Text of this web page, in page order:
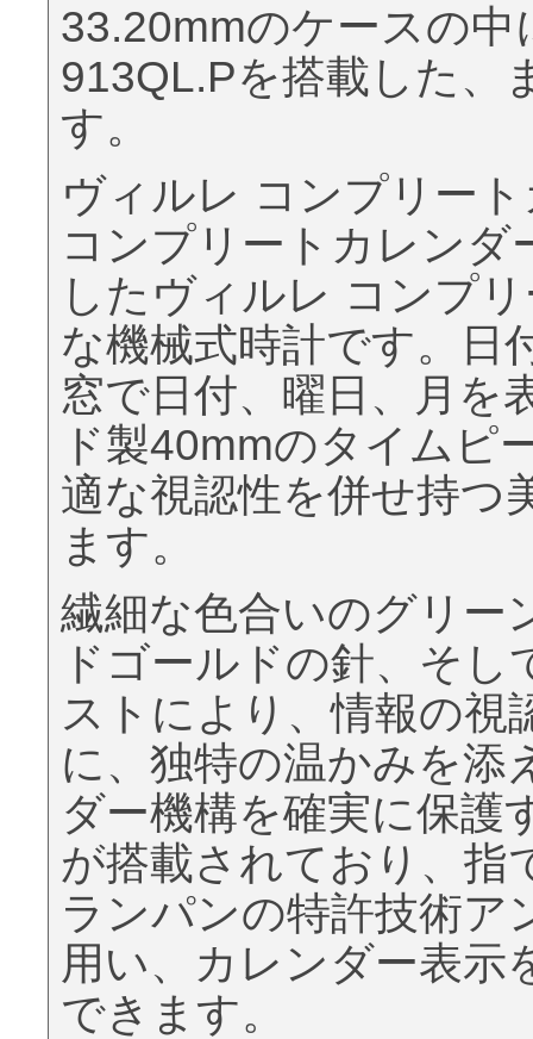
33.20mmのケースの
913QL.Pを搭載した、
す。
ヴィルレ コンプリー
コンプリートカレン
したヴィルレ コンプ
な機械式時計です。日
窓で日付、曜日、月を
ド製40mmのタイムピ
適な視認性を併せ持つ
ます。
繊細な色合いのグリー
ドゴールドの針、そ
ストにより、情報の視
に、独特の温かみを添
ダー機構を確実に保護
が搭載されており、指
ランパンの特許技術ア
用い、カレンダー表示
できます。